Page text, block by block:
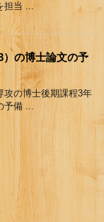
担当 ...
の博士論文の予
攻の博士後期課程3年
予備 ...